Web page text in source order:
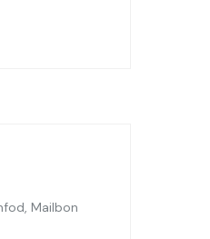
Mailbon